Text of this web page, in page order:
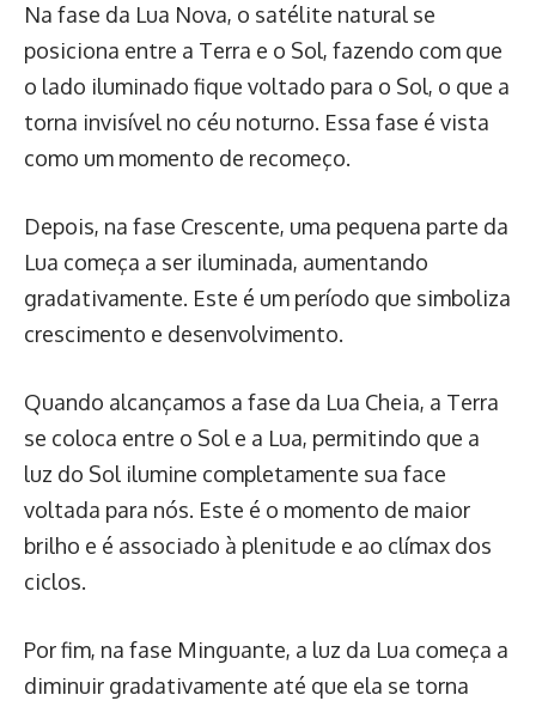
Na fase da Lua Nova, o satélite natural se
posiciona entre a Terra e o Sol, fazendo com que
o lado iluminado fique voltado para o Sol, o que a
torna invisível no céu noturno. Essa fase é vista
como um momento de recomeço.
Depois, na fase Crescente, uma pequena parte da
Lua começa a ser iluminada, aumentando
gradativamente. Este é um período que simboliza
crescimento e desenvolvimento.
Quando alcançamos a fase da Lua Cheia, a Terra
se coloca entre o Sol e a Lua, permitindo que a
luz do Sol ilumine completamente sua face
voltada para nós. Este é o momento de maior
brilho e é associado à plenitude e ao clímax dos
ciclos.
Por fim, na fase Minguante, a luz da Lua começa a
diminuir gradativamente até que ela se torna